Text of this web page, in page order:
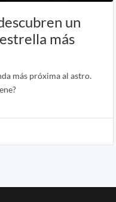
un
más
más próxima al astro.